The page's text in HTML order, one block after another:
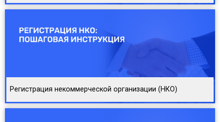
Регистрация некоммерческой организации (НКО)